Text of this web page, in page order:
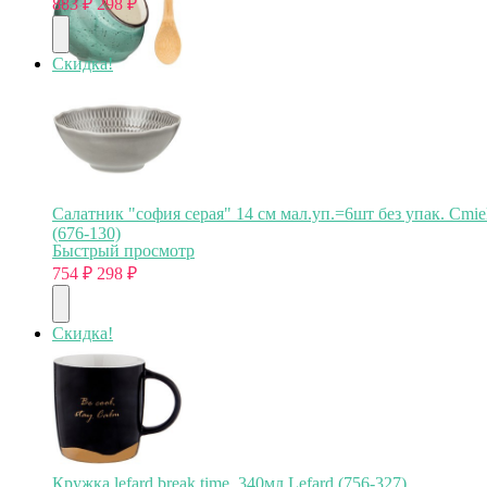
Скидка!
Салатник "софия серая" 14 см мал.уп.=6шт без упак.
(676-130)
Быстрый просмотр
754 ₽ 298 ₽
Скидка!
Кружка lefard break time, 340мл Lefard (756-327)